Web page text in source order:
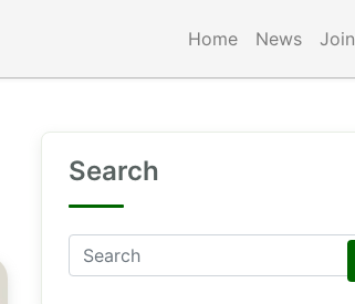
Home News Join
Search